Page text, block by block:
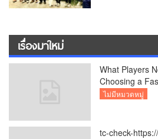
เรื่องมาใหม่
What Players
Choosing a
UK
ไม่มีหมวดหมู่
tc-check-